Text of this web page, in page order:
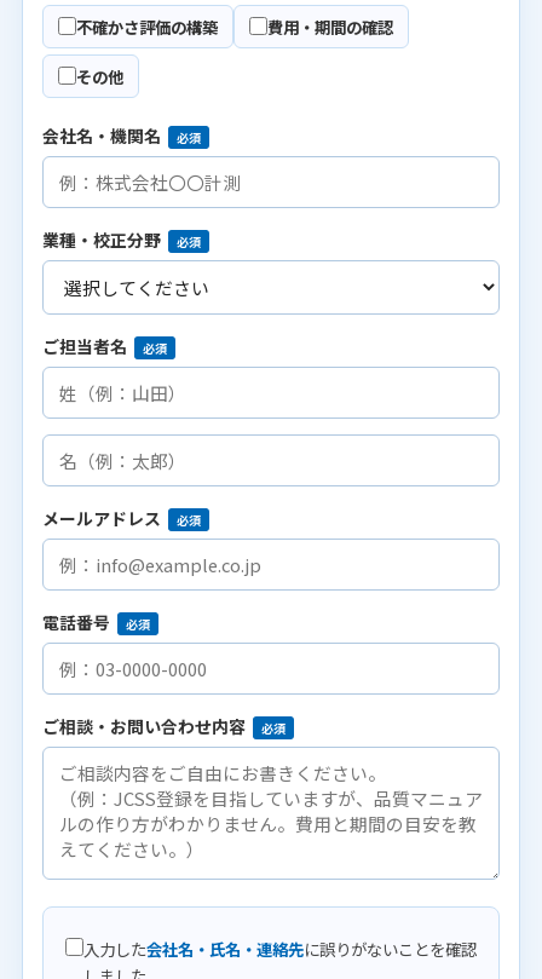
不確かさ評価の構築 費用・期間の確認
その他
会社名・機関名 必須
業種・校正分野 必須
ご担当者名 必須
メールアドレス 必須
電話番号 必須
ご相談・お問い合わせ内容 必須
入力した会社名・氏名・連絡先に誤りがないことを確認